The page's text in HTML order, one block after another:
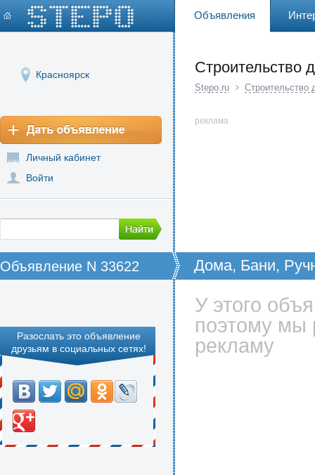
Объявления
Красноярск
Личный кабинет
Войти
Строительство
Stepo.ru Строительство
реклама
Объявление N 33622
Дома, Бани,
2-451-651
рубки
Разослать это объявление
друзьям в социальных сетях!
У этого
поэтому мы
рекламу